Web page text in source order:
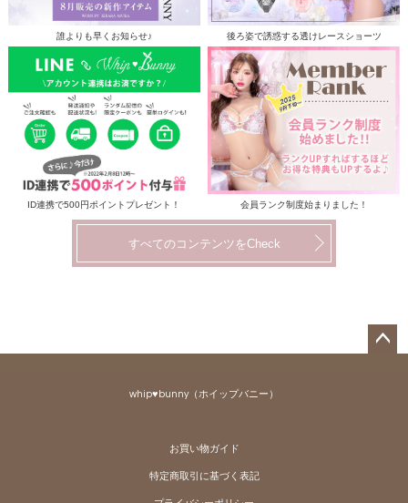
誰よりも早くお知らせ♪ 後ろ姿で誘惑する透けレースショーツ
ID連携で500円ポイントプレゼント！ 会員ランク制度始まりました！
すべてのコンテンツをCheck
whip♥bunny（ホイップバニー）
お買い物ガイド
特定商取引に基づく表記